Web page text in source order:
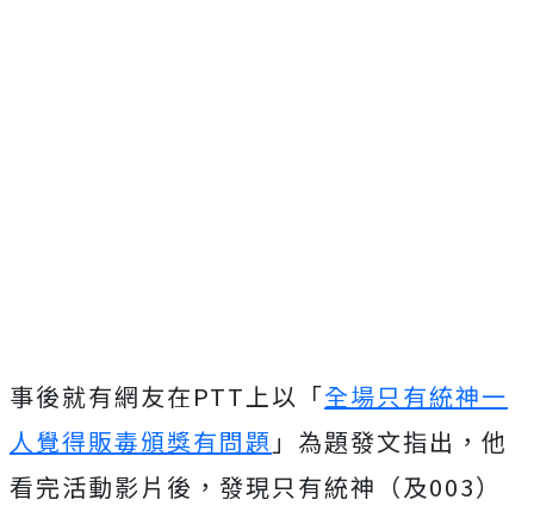
事後就有網友在PTT上以「全場只有統神一
人覺得販毒頒獎有問題 」為題發文指出，他
看完活動影片後，發現只有統神（及003）